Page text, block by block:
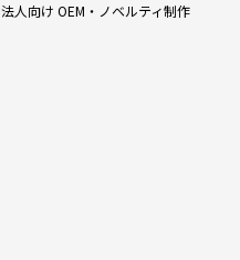
法人向け OEM・ノベルティ制作